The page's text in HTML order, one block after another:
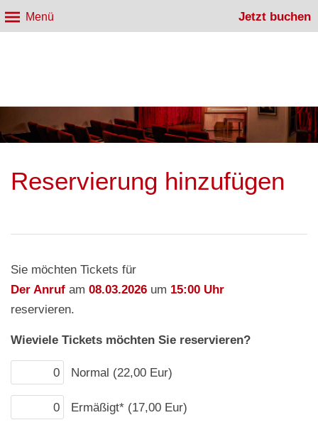
Menü Jetzt buchen
Reservierung hinzufügen
Sie möchten Tickets für
Der Anruf am 08.03.2026 um 15:00 Uhr
reservieren.
Wieviele Tickets möchten Sie reservieren?
Normal (22,00 Eur)
Ermäßigt* (17,00 Eur)